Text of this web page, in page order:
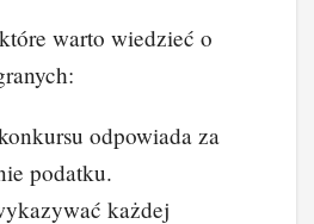
warto wiedzieć o
odpowiada za
podatku.
każdej